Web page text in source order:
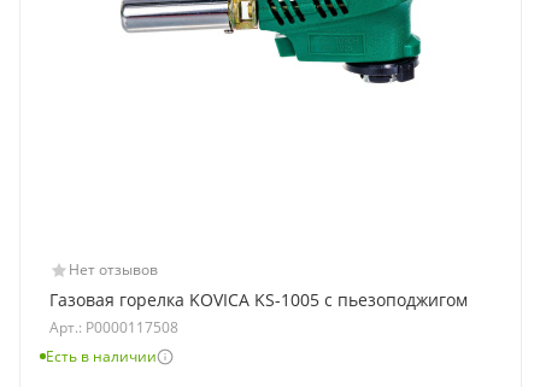
Нет отзывов
Газовая горелка KOVICA KS-1005 с пьезоподжигом
Арт.: Р0000117508
Есть в наличии